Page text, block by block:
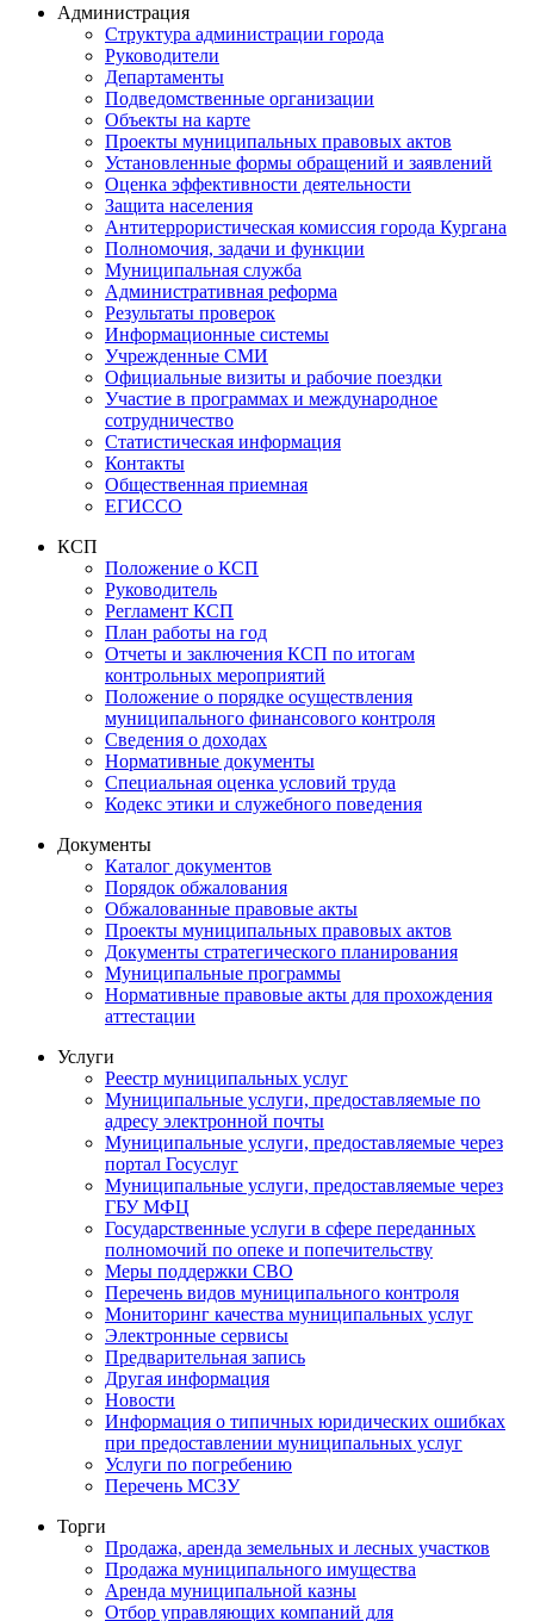
Администрация
Структура администрации города
Руководители
Департаменты
Подведомственные организации
Объекты на карте
Проекты муниципальных правовых актов
Установленные формы обращений и заявлений
Оценка эффективности деятельности
Защита населения
Антитеррористическая комиссия города Кургана
Полномочия, задачи и функции
Муниципальная служба
Административная реформа
Результаты проверок
Информационные системы
Учрежденные СМИ
Официальные визиты и рабочие поездки
Участие в программах и международное
сотрудничество
Статистическая информация
Контакты
Общественная приемная
ЕГИССО
КСП
Положение о КСП
Руководитель
Регламент КСП
План работы на год
Отчеты и заключения КСП по итогам
контрольных мероприятий
Положение о порядке осуществления
муниципального финансового контроля
Сведения о доходах
Нормативные документы
Специальная оценка условий труда
Кодекс этики и служебного поведения
Документы
Каталог документов
Порядок обжалования
Обжалованные правовые акты
Проекты муниципальных правовых актов
Документы стратегического планирования
Муниципальные программы
Нормативные правовые акты для прохождения
аттестации
Услуги
Реестр муниципальных услуг
Муниципальные услуги, предоставляемые по
адресу электронной почты
Муниципальные услуги, предоставляемые через
портал Госуслуг
Муниципальные услуги, предоставляемые через
ГБУ МФЦ
Государственные услуги в сфере переданных
полномочий по опеке и попечительству
Меры поддержки СВО
Перечень видов муниципального контроля
Мониторинг качества муниципальных услуг
Электронные сервисы
Предварительная запись
Другая информация
Новости
Информация о типичных юридических ошибках
при предоставлении муниципальных услуг
Услуги по погребению
Перечень МСЗУ
Торги
Продажа, аренда земельных и лесных участков
Продажа муниципального имущества
Аренда муниципальной казны
Отбор управляющих компаний для